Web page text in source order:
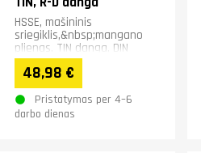
HSSE, mašininis
sriegiklis,&nbsp;mangano
plienas, TIN danga, DIN
371/376. Plienams ir
nemetalams.
48,98 €
Pristatymas per 4–6
darbo dienas